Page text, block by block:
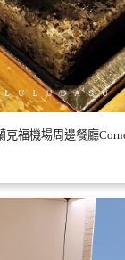
克福機場周邊餐廳